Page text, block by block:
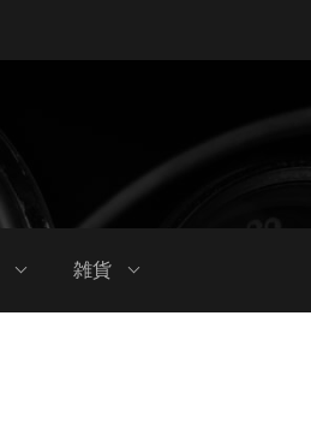
雑貨